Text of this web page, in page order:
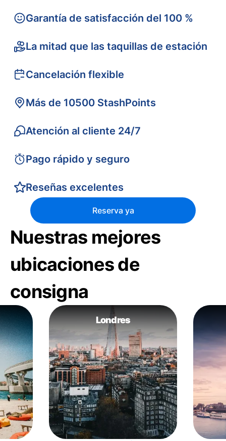
Garantía de satisfacción del 100 %
La mitad que las taquillas de estación
Cancelación flexible
Más de 10500 StashPoints
Atención al cliente 24/7
Pago rápido y seguro
Reseñas excelentes
Reserva ya
Nuestras mejores
ubicaciones de
consigna
Londres